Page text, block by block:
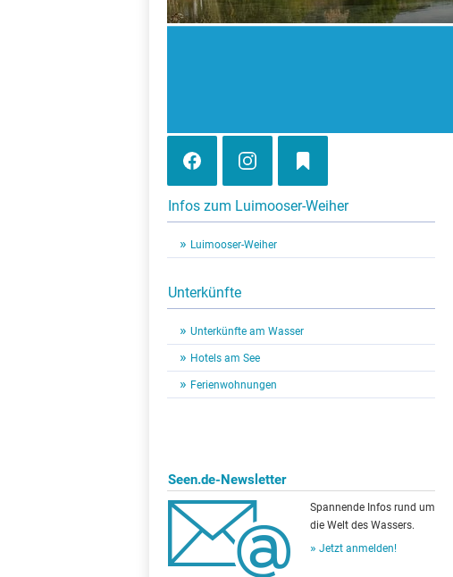
Infos zum Luimooser-Weiher
Luimooser-Weiher
Unterkünfte
Unterkünfte am Wasser
Hotels am See
Ferienwohnungen
Seen.de-Newsletter
Spannende Infos rund um
die Welt des Wassers.
Jetzt anmelden!